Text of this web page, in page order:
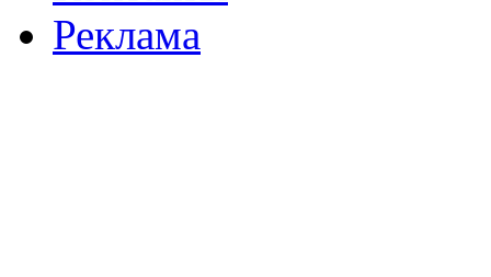
Реклама